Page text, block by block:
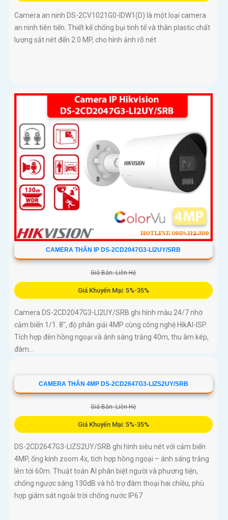
Camera an ninh DS-2CV1021G0-IDW1(D) là một loại camera
an ninh tiên tiến. Thiết kế chống bụi tinh tế và thân plastic chất
lượng sắt nét đến 2.0 MP, cho hình ảnh rõ nét
CAMERA THÂN IP DS-2CD2047G3-LI2UY/SRB
Giá Bán: Liên Hệ
Giá Khuyến Mại: 5%-35%
Camera DS-2CD2047G3-LI2UY/SRB ghi hình màu 24/7 nhờ
cảm biến 1/1. 8", độ phân giải 4MP cùng công nghệ HikAI-ISP.
Tích hợp đèn hồng ngoại và ánh sáng trắng 40m, thu âm kép,
đàm...
CAMERA THÂN 4MP DS-2CD2647G3-LIZS2UY/SRB
Giá Bán: Liên Hệ
Giá Khuyến Mại: 5%-35%
DS-2CD2647G3-LIZS2UY/SRB ghi hình siêu nét với cảm biến
4MP, ống kính zoom 4x, tích hợp hồng ngoại – ánh sáng trắng
lên tới 60m. Thuật toán AI phân biệt người và phương tiện,
chống ngược sáng 130dB và hỗ trợ đàm thoại hai chiều, phù
hợp giám sát ngoài trời chống nước IP67